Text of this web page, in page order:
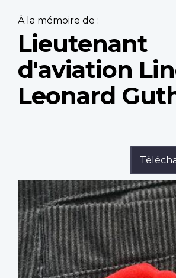
À la mémoire de :
Lieutenant
d'aviation
Leonard
Profile
image